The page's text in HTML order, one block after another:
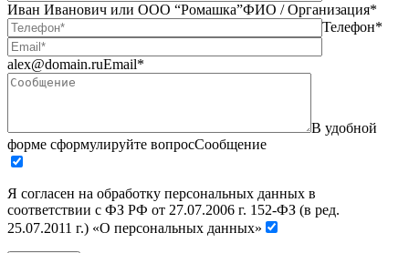
Иван Иванович или ООО “Ромашка”ФИО / Организация*
Телефон*
alex@domain.ruEmail*
В удобной
форме сформулируйте вопросСообщение
Я согласен на обработку персональных данных в
соответствии с ФЗ РФ от 27.07.2006 г. 152-ФЗ (в ред.
25.07.2011 г.) «О персональных данных»